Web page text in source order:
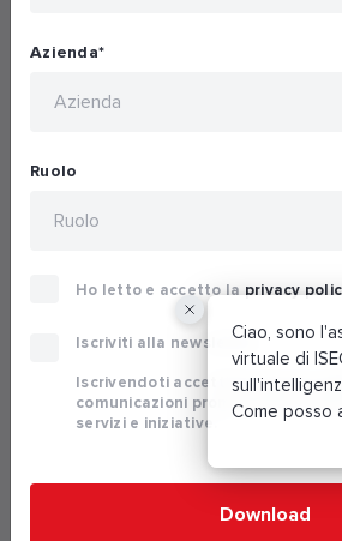
Ciao, sono
virtuale di
Come posso
Soluzioni
Careers
© 2026 ISEO Serrature S.p.A. All right
Cap.Soc.Sottoscritto e Versato € 23.969.040 | C.C.I.A.A.
Vulnerability
Cookie policyModello 231Whistleblowing
Azienda*
Ruolo
Ho letto e accetto la privacy
Iscriviti alla newsletter
Iscrivendoti accetti di ricevere
comunicazioni promozionali
servizi e iniziative.
Download